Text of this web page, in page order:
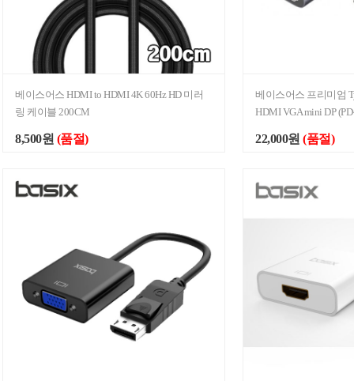
베이스어스 HDMI to HDMI 4K 60Hz HD 미러
링 케이블 200CM
8,500원 (품절)
베이스어스 프리미엄
HDMI VGA mini DP
22,000원 (품절)